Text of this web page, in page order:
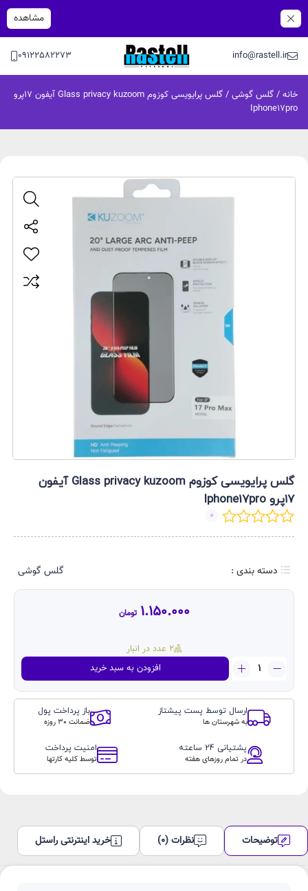
مشاهده
info@rastell.ir
09122582273
خانه / گلس گوشی
/ گلس پرایویسی کوزوم Glass privacy kuzoom آیفون ۱۷پرو
Iphone17pro
گلس پرایویسی کوزوم Glass privacy kuzoom آیفون
۱۷پرو Iphone17pro
0
دسته بندی : گلس گوشی
1.150.000 تومان
2 عدد در انبار
کوزوم
privacy
Iphone17pro
افزودن به سبد خرید
ارسال توسط پست پیشتاز
به شهرستان ها
باز پرداخت پول
ضمانت 30 روزه
پشتیانی 24 ساعته
در تمام روزهای هفته
امنیت پرداخت
توسط کلیه کارتها
توضیحات نظرات (0) خرید اینترنتی راستل